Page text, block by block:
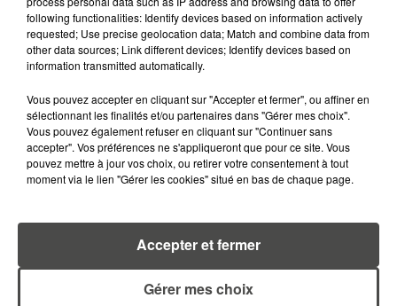
RECEVEZ LES ALERTES INFOS DE LA RÉDACTION
EN TÉLÉCHARGEANT L'APPLICATION MOBILE
RCA
LA RÉDACTION
RCA
Voir toute l'équipe RCA
Journaliste
following functionalities: Identify devices based on information actively
requested; Use precise geolocation data; Match and combine data from
other data sources; Link different devices; Identify devices based on
information transmitted automatically.
Vous pouvez accepter en cliquant sur "Accepter et fermer", ou affiner en
sélectionnant les finalités et/ou partenaires dans "Gérer mes choix".
Vous pouvez également refuser en cliquant sur "Continuer sans
accepter". Vos préférences ne s'appliqueront que pour ce site. Vous
pouvez mettre à jour vos choix, ou retirer votre consentement à tout
moment via le lien "Gérer les cookies" situé en bas de chaque page.
Gérer mes choix
Accepter et fermer